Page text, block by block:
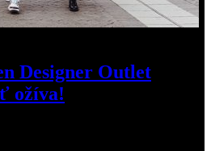
Designer Outlet
ožíva!